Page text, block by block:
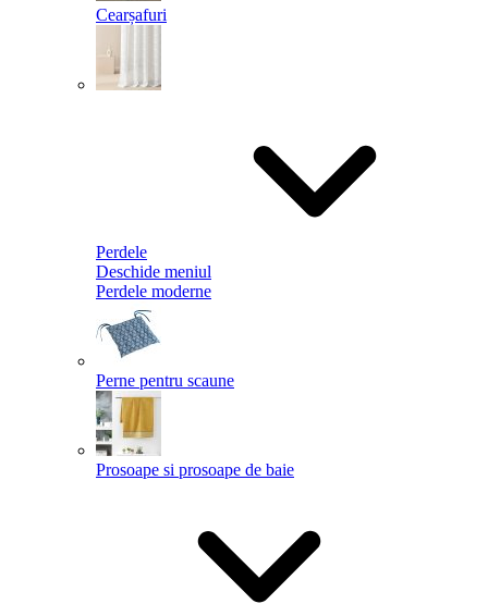
Cearșafuri
Perdele
Deschide meniul
Perdele moderne
Perne pentru scaune
Prosoape si prosoape de baie